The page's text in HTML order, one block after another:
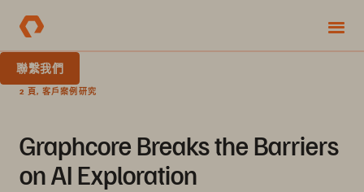
聯繫我們
2 頁, 客戶案例研究
Graphcore Breaks the Barriers
on AI Exploration